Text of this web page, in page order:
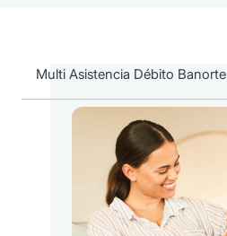
Multi Asistencia Débito Banorte